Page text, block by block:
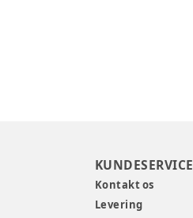
KUNDESERVICE
Kontakt os
Levering